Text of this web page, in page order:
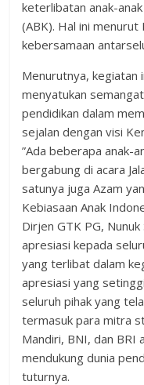
keterlibatan anak-
(ABK). Hal ini
kebersamaan
Menurutnya, kegiatan
menyatukan
pendidikan dalam
sejalan dengan visi
”Ada beberapa anak-
bergabung di acara
satunya juga Azam
Kebiasaan Anak
Dirjen GTK PG,
apresiasi kepada
yang terlibat dalam
apresiasi yang
seluruh pihak yang
termasuk para mitra
Mandiri, BNI, dan BRI
mendukung dunia
tuturnya.